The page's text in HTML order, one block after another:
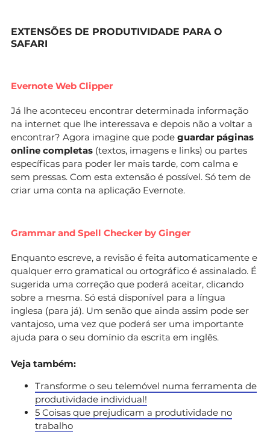
EXTENSÕES DE PRODUTIVIDADE PARA O
SAFARI
Evernote Web Clipper
Já lhe aconteceu encontrar determinada informação
na internet que lhe interessava e depois não a voltar a
encontrar? Agora imagine que pode guardar páginas
online completas (textos, imagens e links) ou partes
específicas para poder ler mais tarde, com calma e
sem pressas. Com esta extensão é possível. Só tem de
criar uma conta na aplicação Evernote.
Grammar and Spell Checker by Ginger
Enquanto escreve, a revisão é feita automaticamente e
qualquer erro gramatical ou ortográfico é assinalado. É
sugerida uma correção que poderá aceitar, clicando
sobre a mesma. Só está disponível para a língua
inglesa (para já). Um senão que ainda assim pode ser
vantajoso, uma vez que poderá ser uma importante
ajuda para o seu domínio da escrita em inglês.
Veja também:
Transforme o seu telemóvel numa ferramenta de
produtividade individual!
5 Coisas que prejudicam a produtividade no
trabalho